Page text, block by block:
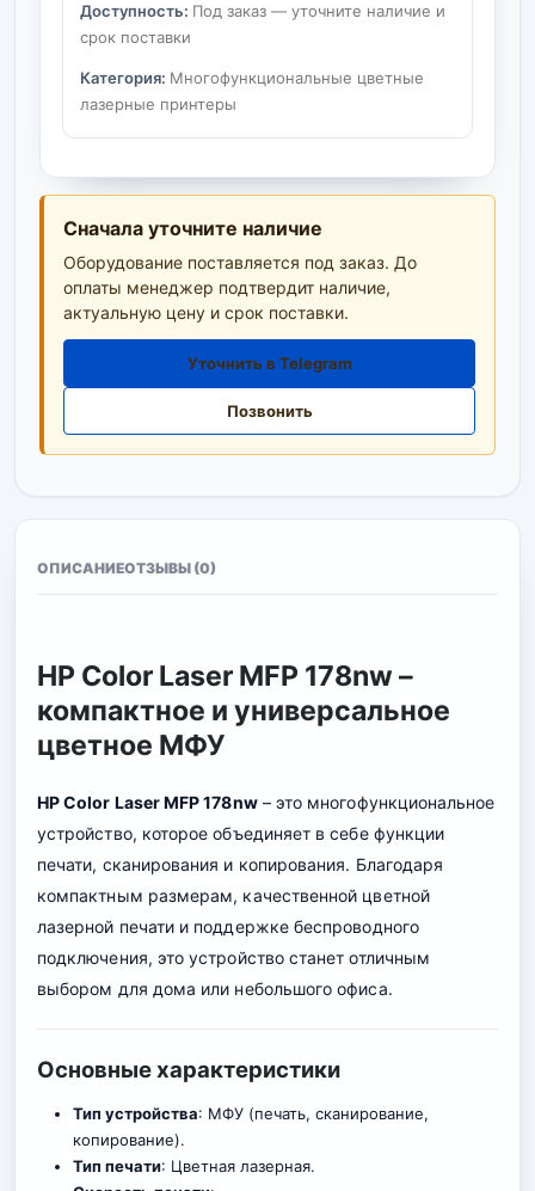
Доступность: Под заказ — уточните наличие и
срок поставки
Категория: Многофункциональные цветные
лазерные принтеры
Сначала уточните наличие
Оборудование поставляется под заказ. До
оплаты менеджер подтвердит наличие,
актуальную цену и срок поставки.
Уточнить в Telegram
Позвонить
ОПИСАНИЕОТЗЫВЫ (0)
HP Color Laser MFP 178nw –
компактное и универсальное
цветное МФУ
HP Color Laser MFP 178nw– это многофункциональное
устройство, которое объединяет в себе функции
печати, сканирования и копирования. Благодаря
компактным размерам, качественной цветной
лазерной печати и поддержке беспроводного
подключения, это устройство станет отличным
выбором для дома или небольшого офиса.
Основные характеристики
Тип устройства: МФУ (печать, сканирование,
копирование).
Тип печати: Цветная лазерная.